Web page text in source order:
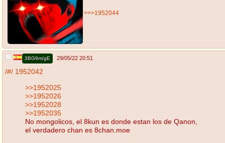
>>>1952044
3BG9m/gE 29/05/22 20:51
/#/ 1952042
>>1952025
>>1952026
>>1952028
>>1952035
No mongolicos, el 8kun es donde estan los de Qanon,
el verdadero chan es 8chan.moe